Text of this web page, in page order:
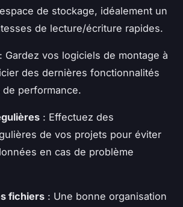
de stockage, idéalement un
de lecture/écriture rapides.
: Gardez vos logiciels de montage à
des dernières fonctionnalités
performance.
: Effectuez des
de vos projets pour éviter
en cas de problème
fichiers : Une bonne organisation